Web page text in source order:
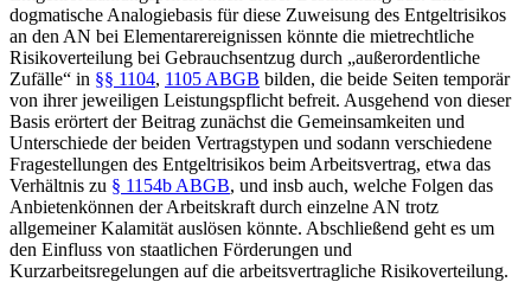
dogmatische Analogiebasis für diese Zuweisung des Entgeltrisikos
an den AN bei Elementarereignissen könnte die mietrechtliche
Risikoverteilung bei Gebrauchsentzug durch „außerordentliche
Zufälle“ in §§ 1104, 1105 ABGB bilden, die beide Seiten temporär
von ihrer jeweiligen Leistungspflicht befreit. Ausgehend von dieser
Basis erörtert der Beitrag zunächst die Gemeinsamkeiten und
Unterschiede der beiden Vertragstypen und sodann verschiedene
Fragestellungen des Entgeltrisikos beim Arbeitsvertrag, etwa das
Verhältnis zu § 1154b ABGB, und insb auch, welche Folgen das
Anbietenkönnen der Arbeitskraft durch einzelne AN trotz
allgemeiner Kalamität auslösen könnte. Abschließend geht es um
den Einfluss von staatlichen Förderungen und
Kurzarbeitsregelungen auf die arbeitsvertragliche Risikoverteilung.